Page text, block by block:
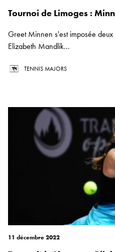
Tournoi de Limoges :
Greet Minnen s'est imposée
Elizabeth Mandlik...
TENNIS MAJORS
11 décembre 2022